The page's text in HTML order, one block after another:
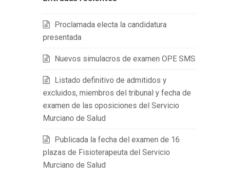
Proclamada electa la candidatura
presentada
Nuevos simulacros de examen OPE SMS
Listado definitivo de admitidos y
excluidos, miembros del tribunal y fecha de
examen de las oposiciones del Servicio
Murciano de Salud
Publicada la fecha del examen de 16
plazas de Fisioterapeuta del Servicio
Murciano de Salud